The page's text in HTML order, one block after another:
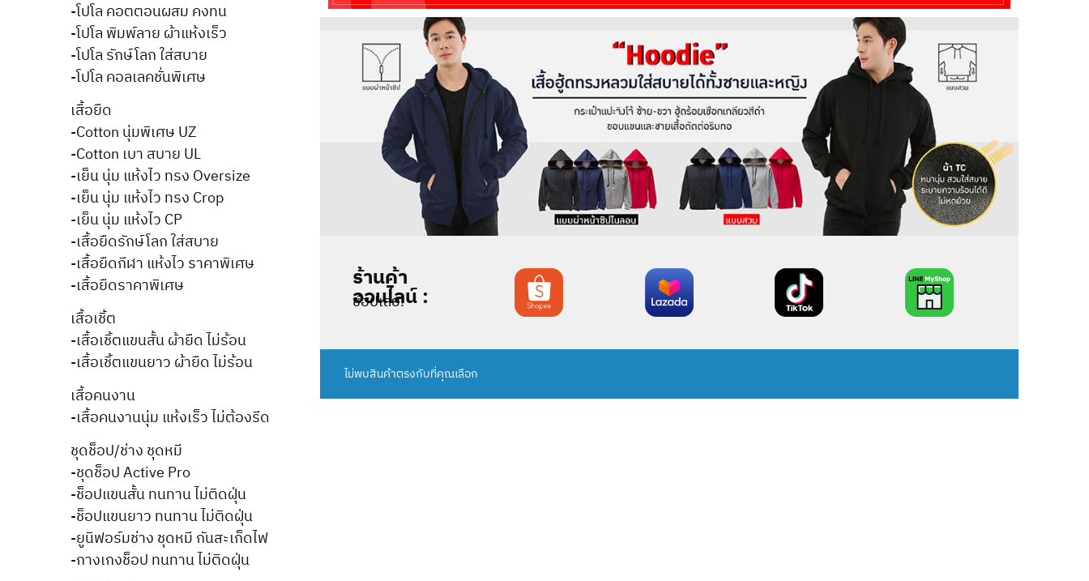
ร้านค้า
ออนไลน์ :
ช้อปเลย!
ไม่พบสินค้าตรงกับที่คุณเลือก
-โปโล คอตตอนผสม คงทน
-โปโล พิมพ์ลาย ผ้าแห้งเร็ว
-โปโล รักษ์โลก ใส่สบาย
-โปโล คอลเลคชั่นพิเศษ
เสื้อยืด
-Cotton นุ่มพิเศษ UZ
-Cotton เบา สบาย UL
-เย็น นุ่ม แห้งไว ทรง Oversize
-เย็น นุ่ม แห้งไว ทรง Crop
-เย็น นุ่ม แห้งไว CP
-เสื้อยืดรักษ์โลก ใส่สบาย
-เสื้อยืดกีฬา แห้งไว ราคาพิเศษ
-เสื้อยืดราคาพิเศษ
เสื้อเชิ้ต
-เสื้อเชิ้ตแขนสั้น ผ้ายืด ไม่ร้อน
-เสื้อเชิ้ตแขนยาว ผ้ายืด ไม่ร้อน
เสื้อคนงาน
-เสื้อคนงานนุ่ม แห้งเร็ว ไม่ต้องรีด
ชุดช็อป/ช่าง ชุดหมี
-ชุดช็อป Active Pro
-ช็อปแขนสั้น ทนทาน ไม่ติดฝุ่น
-ช็อปแขนยาว ทนทาน ไม่ติดฝุ่น
-ยูนิฟอร์มช่าง ชุดหมี กันสะเก็ดไฟ
-กางเกงช็อป ทนทาน ไม่ติดฝุ่น